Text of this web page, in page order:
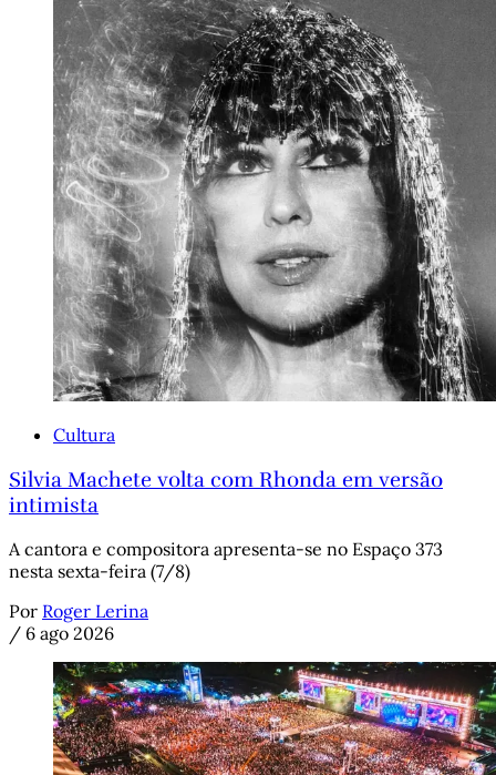
Cultura
Silvia Machete volta com Rhonda em versão
intimista
A cantora e compositora apresenta-se no Espaço 373
nesta sexta-feira (7/8)
Por Roger Lerina
/ 6 ago 2026